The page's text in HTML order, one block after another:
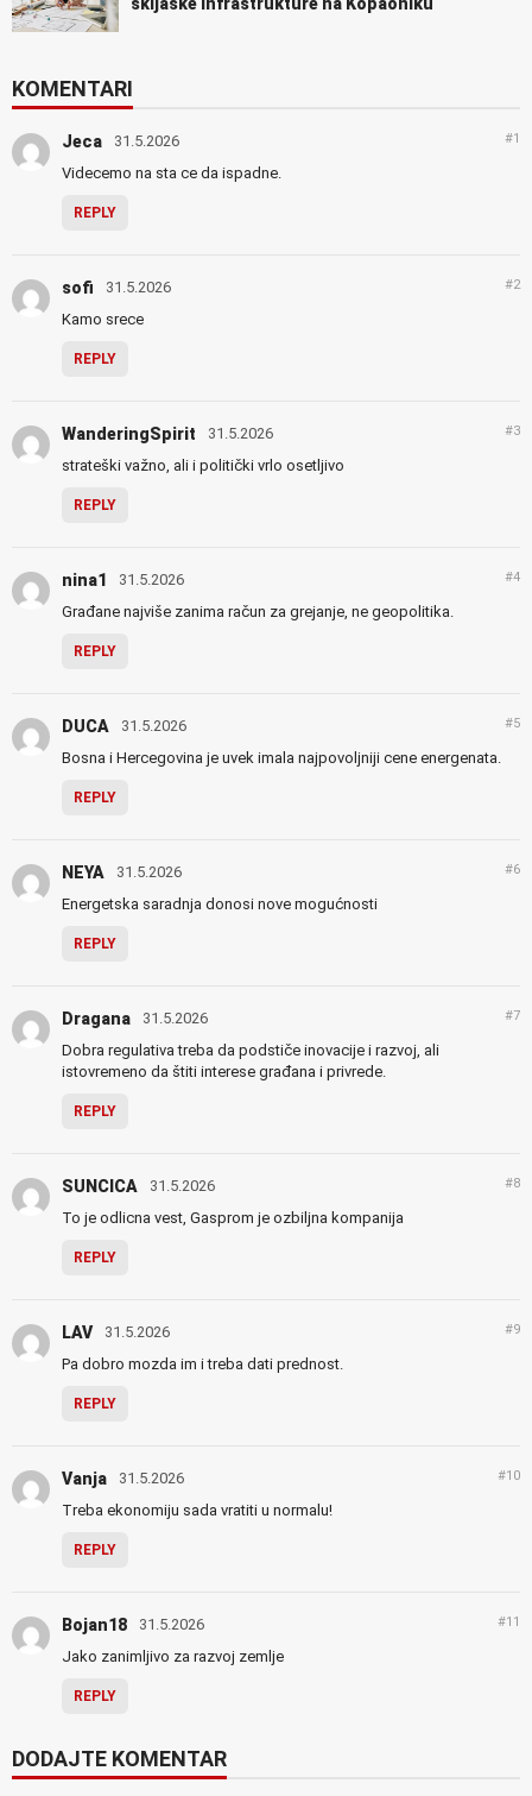
skijaške infrastrukture na Kopaoniku
KOMENTARI
Jeca 31.5.2026 #1
Videcemo na sta ce da ispadne.
REPLY
sofi 31.5.2026 #2
Kamo srece
REPLY
WanderingSpirit 31.5.2026 #3
strateški važno, ali i politički vrlo osetljivo
REPLY
nina1 31.5.2026 #4
Građane najviše zanima račun za grejanje, ne geopolitika.
REPLY
DUCA 31.5.2026 #5
Bosna i Hercegovina je uvek imala najpovoljniji cene energenata.
REPLY
NEYA 31.5.2026 #6
Energetska saradnja donosi nove mogućnosti
REPLY
Dragana 31.5.2026 #7
Dobra regulativa treba da podstiče inovacije i razvoj, ali
istovremeno da štiti interese građana i privrede.
REPLY
SUNCICA 31.5.2026 #8
To je odlicna vest, Gasprom je ozbiljna kompanija
REPLY
LAV 31.5.2026 #9
Pa dobro mozda im i treba dati prednost.
REPLY
Vanja 31.5.2026 #10
Treba ekonomiju sada vratiti u normalu!
REPLY
Bojan18 31.5.2026 #11
Jako zanimljivo za razvoj zemlje
REPLY
DODAJTE KOMENTAR